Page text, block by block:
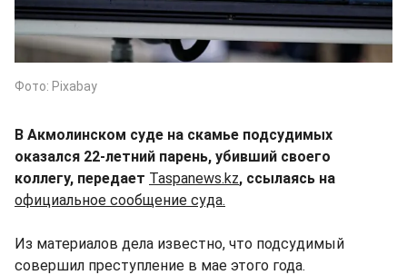
Фото: Pixabay
В Акмолинском суде на скамье подсудимых
оказался 22-летний парень, убивший своего
коллегу, передает Taspanews.kz, ссылаясь на
официальное сообщение суда.
Из материалов дела известно, что подсудимый
совершил преступление в мае этого года.